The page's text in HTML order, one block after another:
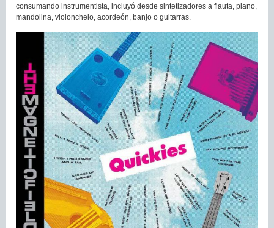
consumando instrumentista, incluyó desde sintetizadores a flauta, piano,
mandolina, violonchelo, acordeón, banjo o guitarras.